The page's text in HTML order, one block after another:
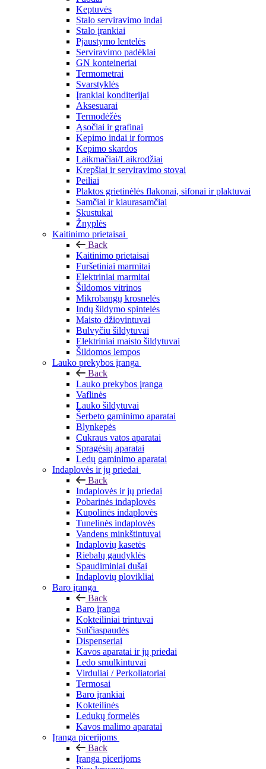
Keptuvės
Stalo serviravimo indai
Stalo įrankiai
Pjaustymo lentelės
Serviravimo padėklai
GN konteineriai
Termometrai
Svarstyklės
Įrankiai konditerijai
Aksesuarai
Termodėžės
Ąsočiai ir grafinai
Kepimo indai ir formos
Kepimo skardos
Laikmačiai/Laikrodžiai
Krepšiai ir serviravimo stovai
Peiliai
Plaktos grietinėlės flakonai, sifonai ir plaktuvai
Samčiai ir kiaurasamčiai
Skustukai
Žnyplės
Kaitinimo prietaisai
Back
Kaitinimo prietaisai
Furšetiniai marmitai
Elektriniai marmitai
Šildomos vitrinos
Mikrobangų krosnelės
Indų šildymo spintelės
Maisto džiovintuvai
Bulvyčiu šildytuvai
Elektriniai maisto šildytuvai
Šildomos lempos
Lauko prekybos įranga
Back
Lauko prekybos įranga
Vaflinės
Lauko šildytuvai
Šerbeto gaminimo aparatai
Blynkepės
Cukraus vatos aparatai
Spragėsių aparatai
Ledų gaminimo aparatai
Indaplovės ir jų priedai
Back
Indaplovės ir jų priedai
Pobarinės indaplovės
Kupolinės indaplovės
Tunelinės indaplovės
Vandens minkštintuvai
Indaplovių kasetės
Riebalų gaudyklės
Spaudiminiai dušai
Indaplovių plovikliai
Baro įranga
Back
Baro įranga
Kokteiliniai trintuvai
Sulčiaspaudės
Dispenseriai
Kavos aparatai ir jų priedai
Ledo smulkintuvai
Virduliai / Perkoliatoriai
Termosai
Baro įrankiai
Kokteilinės
Ledukų formelės
Kavos malimo aparatai
Įranga picerijoms
Back
Įranga picerijoms